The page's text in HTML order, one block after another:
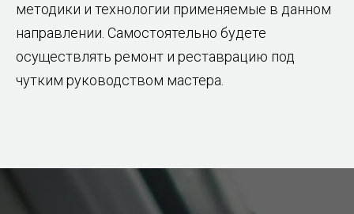
методики и технологии применяемые в данном
направлении. Самостоятельно будете
осуществлять ремонт и реставрацию под
чутким руководством мастера.